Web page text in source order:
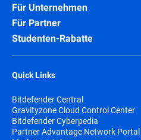
Für Unternehmen
Für Partner
Studenten-Rabatte
Quick Links
Bitdefender Central
Gravityzone Cloud Control Center
Bitdefender Cyberpedia
Partner Advantage Network Portal